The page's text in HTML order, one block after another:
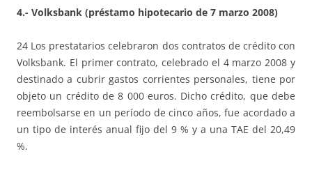
4.- Volksbank (préstamo hipotecario de 7 marzo 2008)
24 Los prestatarios celebraron dos contratos de crédito con
Volksbank. El primer contrato, celebrado el 4 marzo 2008 y
destinado a cubrir gastos corrientes personales, tiene por
objeto un crédito de 8 000 euros. Dicho crédito, que debe
reembolsarse en un período de cinco años, fue acordado a
un tipo de interés anual fijo del 9 % y a una TAE del 20,49
%.